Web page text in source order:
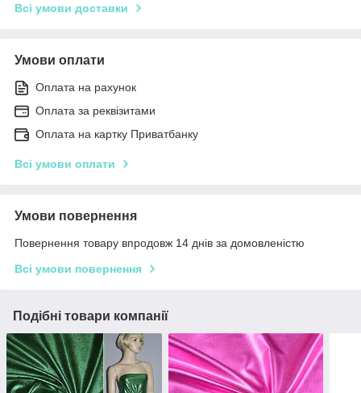
Всі умови доставки
Умови оплати
Оплата на рахунок
Оплата за реквізитами
Оплата на картку Приватбанку
Всі умови оплати
Умови повернення
Повернення товару впродовж 14 днів за домовленістю
Всі умови повернення
Подібні товари компанії